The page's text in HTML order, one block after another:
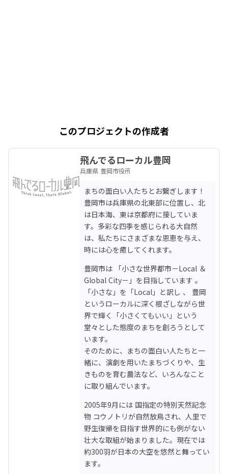
このプロジェクトの作成者
飛んでるローカル豊岡
兵庫県 豊岡市役所
まちの面白い人たちとお繋ぎします！
豊岡市は兵庫県の北東部に位置し、北
は日本海、東は京都府に接していま
す。多彩な四季を感じられる大自然
は、私たちにさまざまな恩恵を与え、
時には心を癒してくれます。
豊岡市は 「小さな世界都市－Local ＆
Global City－」を目指しています 。
「小さな」を「Local」と訳し 、 豊岡
というローカルに深く根ざしながら世
界で輝く「小さくてもいい」という
堂々とした態度のまちを創ろうとして
います。
そのために、まちの面白い人たちと一
緒に、演劇を用いたまちづくりや、生
きものを育む農法など、いろんなこと
に取り組んでいます。
2005年9月には 国指定の特別天然記念
物 コウノトリが自然放鳥され、人里で
野生復帰を目指す世界的にも例がない
壮大な取組が始まりました。現在では
約300羽が日本の大空を悠然と舞ってい
ます。